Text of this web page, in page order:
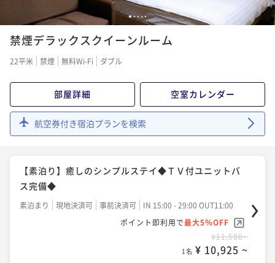
12 3 45
禁煙デラックスクイーンルーム
22平米 禁煙 無料Wi-Fi ダブル
部屋詳細 空室カレンダー
航空券付き宿泊プランを検索
【素泊り】癒しのシンプルステイ◆ＴＶ付ユニットバ
ス完備◆
素泊まり 現地決済可 事前決済可
IN 15:00 - 29:00 OUT11:00
ポイント即利用で最大5％OFF
¥11,500~
1名 ¥ 10,925 ~